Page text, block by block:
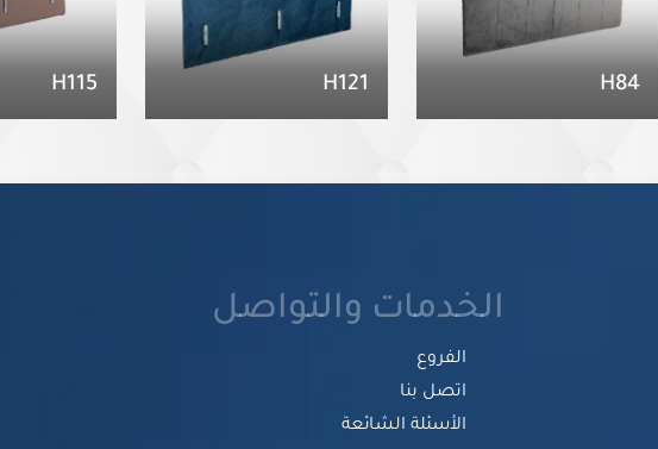
H84
H121
H115
الخدمات والتواصل
الفروع
اتصل بنا
الأسئلة الشائعة